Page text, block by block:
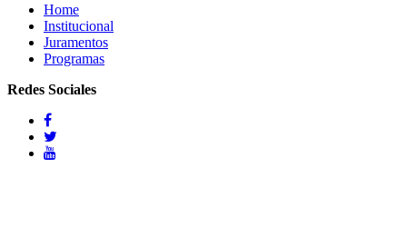
Home
Institucional
Juramentos
Programas
Redes Sociales